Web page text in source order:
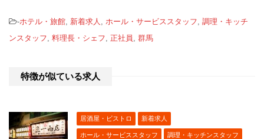
-ホテル・旅館 新着求人 ホール・サービススタッフ 調理・キッチ
ンスタッフ 料理長・シェフ 正社員 群馬
特徴が似ている求人
居酒屋・ビストロ 新着求人
ホール・サービススタッフ 調理・キッチンスタッフ